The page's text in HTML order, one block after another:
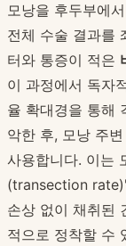
모낭을 후두부에
전체 수술 결과를
터와 통증이 적은
이 과정에서 독자
율 확대경을 통해
악한 후, 모낭 주
사용합니다. 이는
(transection
손상 없이 채취된
적으로 정착할 수